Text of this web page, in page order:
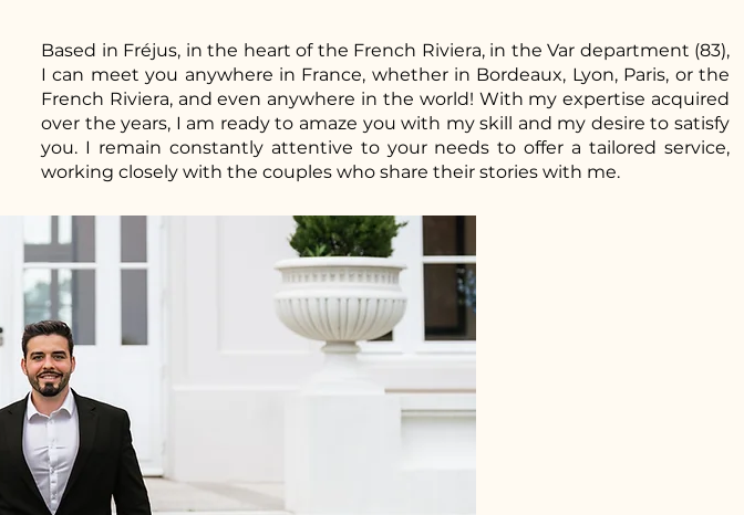
Based in Fréjus, in the heart of the French Riviera, in the Var department (83),
I can meet you anywhere in France, whether in Bordeaux, Lyon, Paris, or the
French Riviera, and even anywhere in the world! With my expertise acquired
over the years, I am ready to amaze you with my skill and my desire to satisfy
you. I remain constantly attentive to your needs to offer a tailored service,
working closely with the couples who share their stories with me.